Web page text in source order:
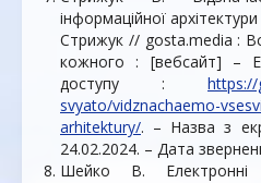
інформаційної
Стрижук // gosta.media :
кожного : [вебсайт] –
доступу : https://
svyato/vidznachaemo-
arhitektury/. – Назва з
24.02.2024. – Дата
Шейко В. Електронні